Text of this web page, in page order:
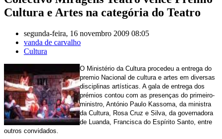
Cultura e Artes na categória do Teatro
segunda-feira, 16 novembro 2009 08:05
vanda de carvalho
Cultura
O Ministério da Cultura procedeu a entrega do
premio Nacional de cultura e artes em diversas
disciplinas artísticas. A gala de entrega dos
prémios contou com as presenças do primeiro-
ministro, António Paulo Kassoma, da ministra
da Cultura, Rosa Cruz e Silva, da governadora
de Luanda, Francisca do Espírito Santo, entre
outros convidados.